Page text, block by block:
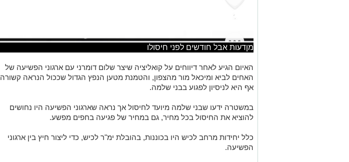
מןדעות אבל חודשים לפני חיסולו
האיום הגיע לאחר דיווחים על קואליציה שיצר שלום דומרני עם ארגוני הפשיעה של
האחים לביא ומיכאל מור מהצפון, והטמנת מטען הנפץ הגדול שככול הנראה קשורה
אף היא לניסיון לפגוע בבני שלמה.
במשטרה ידעו שבני שלמה מיועד לחיסול אך נראה שארגוני הפשיעה היו נחושים
להוציא את החיסול בכל מחיר, גם במחיר של פגיעה בחפים מפשע.
כלל יחידות מרחב לכיש היו בכוננות, בהובלת ימ"ר לכיש, כדי ליצור חיץ בין ארגוני
הפשיעה.